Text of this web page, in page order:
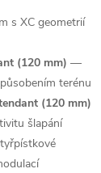
s XC geometrií
(120 mm) —
terénu
(120 mm)
šlapání